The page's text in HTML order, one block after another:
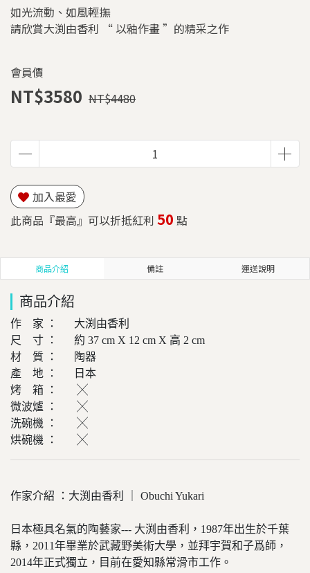
如光流動、如風輕撫
請欣賞大渕由香利 “ 以釉作畫 ”的精采之作
會員價
NT$3580 NT$4480
加入最愛
此商品『最高』可以折抵紅利 50 點
商品介紹 備註 運送說明
商品介紹
作 家 ： 大渕由香利
尺 寸 ： 約 37 cm X 12 cm X 高 2 cm
材 質 ： 陶器
產 地 ： 日本
烤 箱 ： ╳
微波爐 ： ╳
洗碗機 ： ╳
烘碗機 ： ╳
作家介紹 ：大渕由香利 ｜ Obuchi Yukari
日本極具名氣的陶藝家--- 大渕由香利，1987年出生於千葉
縣，2011年畢業於武藏野美術大學，並拜宇賀和子爲師，
2014年正式獨立，目前在愛知縣常滑市工作。